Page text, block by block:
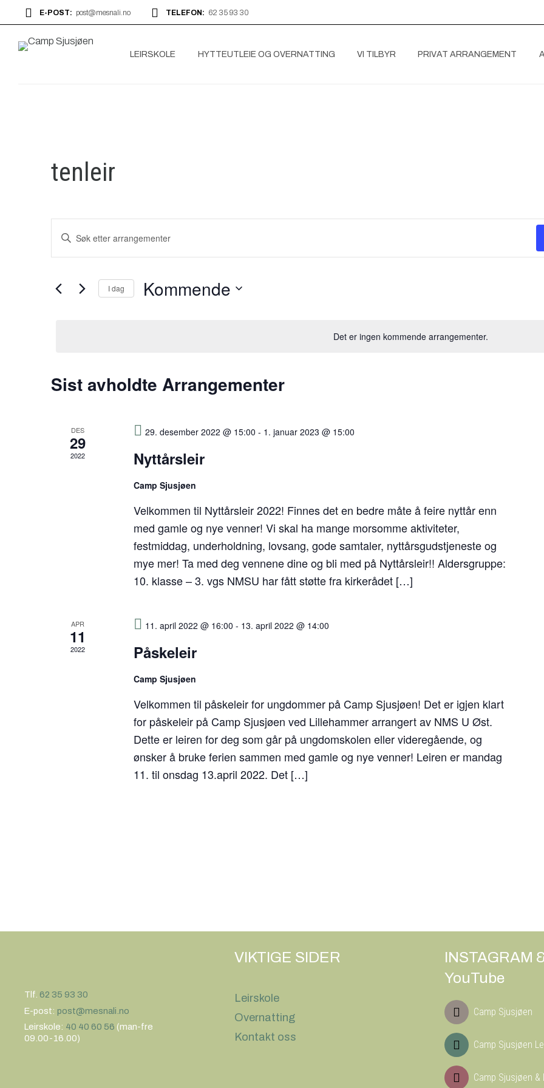
E-POST: post@mesnali.no TELEFON: 62 35 93 30
LEIRSKOLE HYTTEUTLEIE OG OVERNATTING VI TILBYR PRIVAT ARRANGEMENT
tenleir
Det er ingen kommende arrangementer.
Arrangementer
Search
and
Skriv
inn
Søk
I dag Kommende
Sist avholdte Arrangementer
DES
29
2022
29. desember 2022 @ 15:00 - 1. januar 2023 @ 15:00
Nyttårsleir
Camp Sjusjøen
Velkommen til Nyttårsleir 2022! Finnes det en bedre måte å feire nyttår enn
med gamle og nye venner! Vi skal ha mange morsomme aktiviteter,
festmiddag, underholdning, lovsang, gode samtaler, nyttårsgudstjeneste og
mye mer! Ta med deg vennene dine og bli med på Nyttårsleir!! Aldersgruppe:
10. klasse – 3. vgs NMSU har fått støtte fra kirkerådet […]
APR
11
2022
11. april 2022 @ 16:00 - 13. april 2022 @ 14:00
Påskeleir
Camp Sjusjøen
Velkommen til påskeleir for ungdommer på Camp Sjusjøen! Det er igjen klart
for påskeleir på Camp Sjusjøen ved Lillehammer arrangert av NMS U Øst.
Dette er leiren for deg som går på ungdomskolen eller videregående, og
ønsker å bruke ferien sammen med gamle og nye venner! Leiren er mandag
11. til onsdag 13.april 2022. Det […]
Tlf. 62 35 93 30
E-post: post@mesnali.no
Leirskole: 40 40 60 56 (man-fre
09.00-16.00)
VIKTIGE SIDER
Leirskole
Overnatting
Kontakt oss
INSTAGRAM
YouTube
Camp Sjusjøen
Camp Sjusjøen
Camp Sjusjøen &